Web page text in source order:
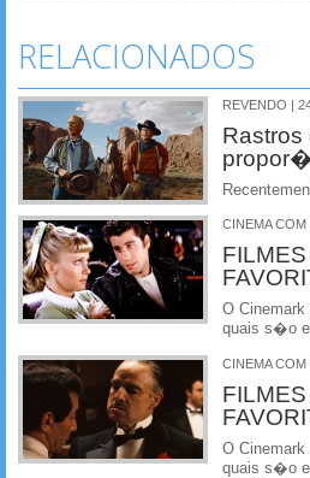
RELACIONADOS
REVENDO |
CINEMA
O
quais s�o e
CINEMA
O
quais s�o e